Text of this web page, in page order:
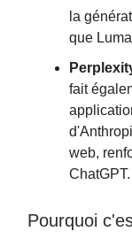
la
que
fait
web,
ChatGPT.
Pourquoi